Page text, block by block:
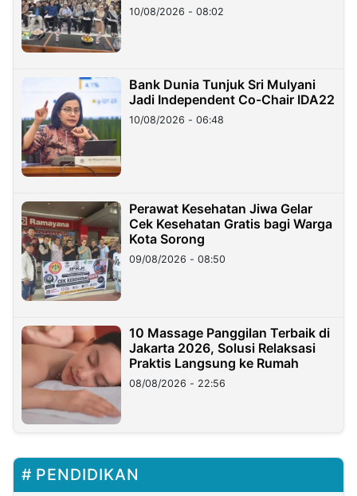
10/08/2026 - 08:02
Bank Dunia Tunjuk Sri Mulyani
Jadi Independent Co-Chair IDA22
10/08/2026 - 06:48
Perawat Kesehatan Jiwa Gelar
Cek Kesehatan Gratis bagi Warga
Kota Sorong
09/08/2026 - 08:50
10 Massage Panggilan Terbaik di
Jakarta 2026, Solusi Relaksasi
Praktis Langsung ke Rumah
08/08/2026 - 22:56
PENDIDIKAN